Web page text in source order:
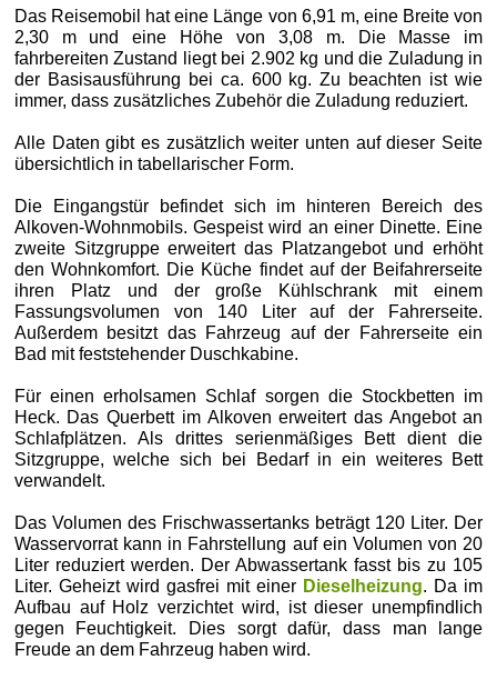
Das Reisemobil hat eine Länge von 6,91 m, eine Breite von
2,30 m und eine Höhe von 3,08 m. Die Masse im
fahrbereiten Zustand liegt bei 2.902 kg und die Zuladung in
der Basisausführung bei ca. 600 kg. Zu beachten ist wie
immer, dass zusätzliches Zubehör die Zuladung reduziert.
Alle Daten gibt es zusätzlich weiter unten auf dieser Seite
übersichtlich in tabellarischer Form.
Die Eingangstür befindet sich im hinteren Bereich des
Alkoven-Wohnmobils. Gespeist wird an einer Dinette. Eine
zweite Sitzgruppe erweitert das Platzangebot und erhöht
den Wohnkomfort. Die Küche findet auf der Beifahrerseite
ihren Platz und der große Kühlschrank mit einem
Fassungsvolumen von 140 Liter auf der Fahrerseite.
Außerdem besitzt das Fahrzeug auf der Fahrerseite ein
Bad mit feststehender Duschkabine.
Für einen erholsamen Schlaf sorgen die Stockbetten im
Heck. Das Querbett im Alkoven erweitert das Angebot an
Schlafplätzen. Als drittes serienmäßiges Bett dient die
Sitzgruppe, welche sich bei Bedarf in ein weiteres Bett
verwandelt.
Das Volumen des Frischwassertanks beträgt 120 Liter. Der
Wasservorrat kann in Fahrstellung auf ein Volumen von 20
Liter reduziert werden. Der Abwassertank fasst bis zu 105
Liter. Geheizt wird gasfrei mit einer Dieselheizung. Da im
Aufbau auf Holz verzichtet wird, ist dieser unempfindlich
gegen Feuchtigkeit. Dies sorgt dafür, dass man lange
Freude an dem Fahrzeug haben wird.